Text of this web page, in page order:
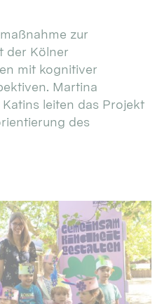
zur
der Kölner
mit kognitiver
Martina
leiten das Projekt
des